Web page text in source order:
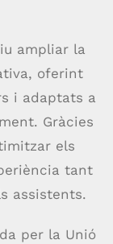
ampliar la
oferint
i adaptats a
Gràcies
els
tant
assistents.
per la Unió